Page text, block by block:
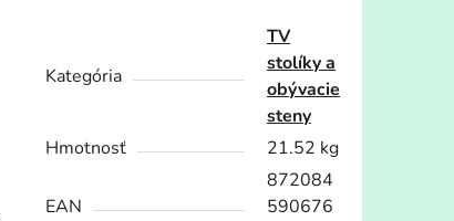
Kategória
TV
stolíky a
obývacie
steny
Hmotnosť
21.52 kg
EAN
872084
590676